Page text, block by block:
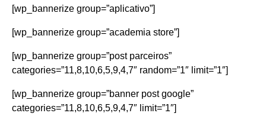
[wp_bannerize group=”aplicativo”]
[wp_bannerize group=”academia store”]
[wp_bannerize group=”post parceiros”
categories=”11,8,10,6,5,9,4,7″ random=”1″ limit=”1″]
[wp_bannerize group=”banner post google”
categories=”11,8,10,6,5,9,4,7″ limit=”1″]